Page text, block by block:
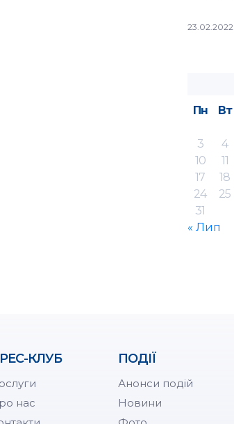
23.02.2022
Пн
Вт
3
4
10
11
17
18
24
25
31
« Лип
КЛУБ
нас
ПОДІЇ
Анонси подій
Новини